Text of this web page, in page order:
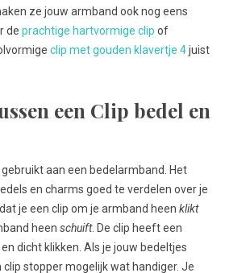
ze jouw armband ook nog eens
de prachtige hartvormige clip of
clip met gouden klavertje 4juist
een Clip bedel en
aan een bedelarmband. Het
en charms goed te verdelen over je
je een clip om je armband heen klikt
heen schuift. De clip heeft een
dicht klikken. Als je jouw bedeltjes
clip stopper mogelijk wat handiger. Je